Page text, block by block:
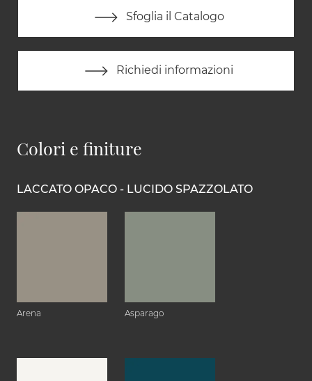
Sfoglia il Catalogo
Richiedi informazioni
Colori e finiture
LACCATO OPACO - LUCIDO SPAZZOLATO
Arena Asparago